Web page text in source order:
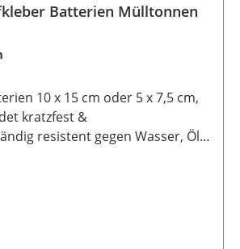
Batterien Mülltonnen
kratzfest &
resistent gegen Wasser, Öl,